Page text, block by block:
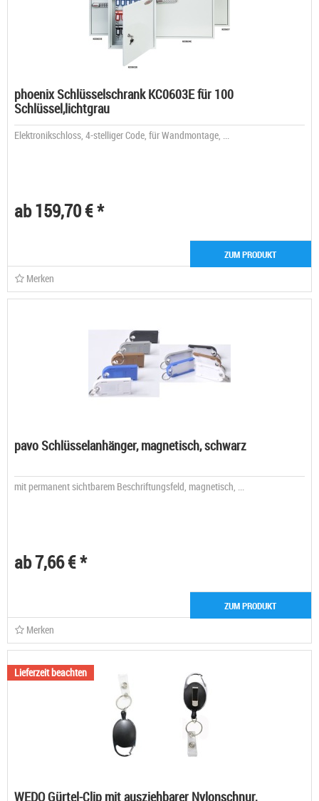
phoenix Schlüsselschrank KC0603E für 100
Schlüssel,lichtgrau
Elektronikschloss, 4-stelliger Code, für Wandmontage, ...
ab 159,70 € *
ZUM PRODUKT
Merken
pavo Schlüsselanhänger, magnetisch, schwarz
mit permanent sichtbarem Beschriftungsfeld, magnetisch, ...
ab 7,66 € *
ZUM PRODUKT
Merken
Lieferzeit beachten
WEDO Gürtel-Clip mit ausziehbarer Nylonschnur,